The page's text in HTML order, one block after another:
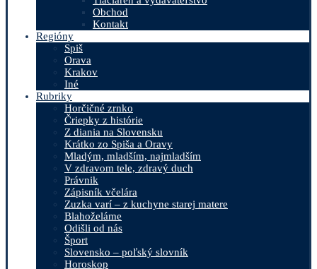
Obchod
Kontakt
Regióny
Spiš
Orava
Krakov
Iné
Rubriky
Horčičné zrnko
Čriepky z histórie
Z diania na Slovensku
Krátko zo Spiša a Oravy
Mladým, mladším, najmladším
V zdravom tele, zdravý duch
Právnik
Zápisník včelára
Zuzka varí – z kuchyne starej matere
Blahoželáme
Odišli od nás
Šport
Slovensko – poľský slovník
Horoskop